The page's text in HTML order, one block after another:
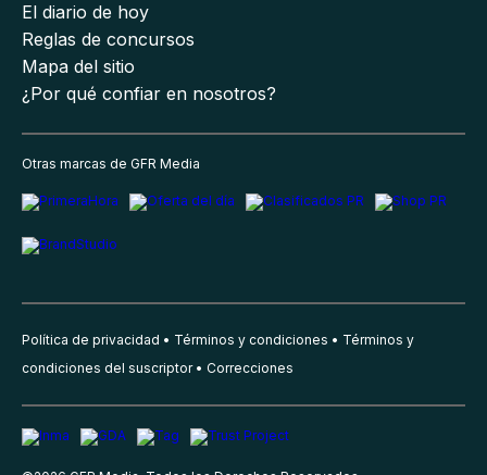
El diario de hoy
Reglas de concursos
Mapa del sitio
¿Por qué confiar en nosotros?
Otras marcas de GFR Media
Política de privacidad Términos y condiciones
Términos y
condiciones del suscriptor
Correcciones